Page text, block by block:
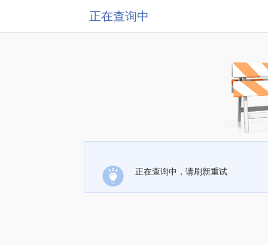
正在查询中
正在查询中，请刷新重试